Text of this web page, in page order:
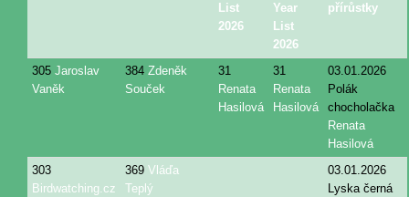
List
2026
Year
List
2026
přírůstky
305 Jaroslav
Vaněk
384 Zdeněk
Souček
31
Renata
Hasilová
31
Renata
Hasilová
03.01.2026
Polák
chocholačka
Renata
Hasilová
303
Birdwatching.cz
369 Vláďa
Teplý
03.01.2026
Lyska černá